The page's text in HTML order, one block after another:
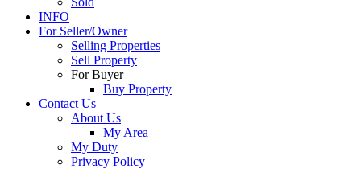
INFO
For Seller/Owner
Selling Properties
Sell Property
For Buyer
Buy Property
Contact Us
About Us
My Area
My Duty
Privacy Policy